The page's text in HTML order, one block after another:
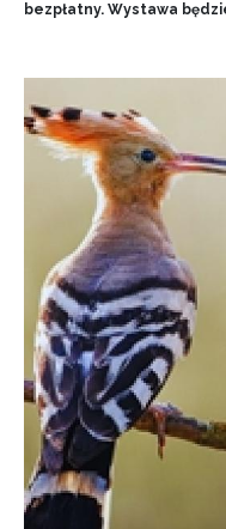
bezpłatny. Wystawa